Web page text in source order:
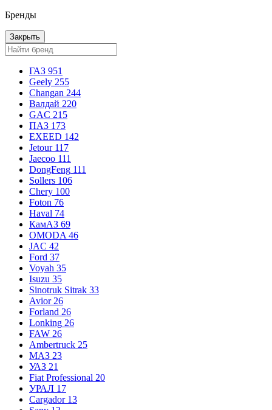
Бренды
Закрыть
ГАЗ 951
Geely 255
Changan 244
Валдай 220
GAC 215
ПАЗ 173
EXEED 142
Jetour 117
Jaecoo 111
DongFeng 111
Sollers 106
Chery 100
Foton 76
Haval 74
КамАЗ 69
OMODA 46
JAC 42
Ford 37
Voyah 35
Isuzu 35
Sinotruk Sitrak 33
Avior 26
Forland 26
Lonking 26
FAW 26
Ambertruck 25
МАЗ 23
УАЗ 21
Fiat Professional 20
УРАЛ 17
Cargador 13